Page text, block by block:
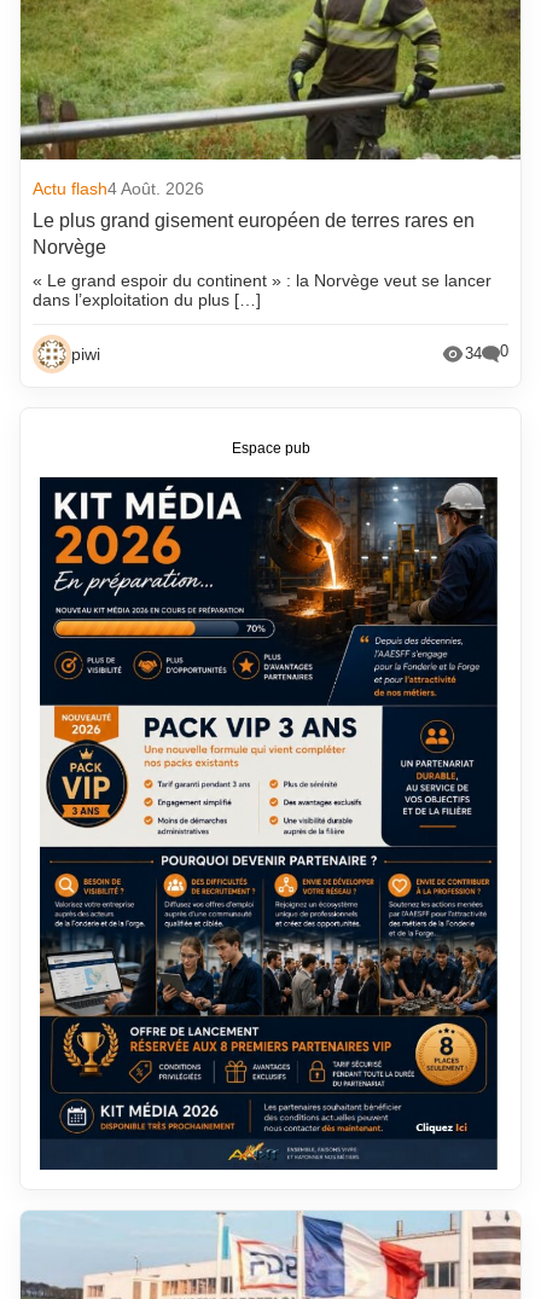
Actu flash4 Août. 2026
Le plus grand gisement européen de terres rares en
Norvège
« Le grand espoir du continent » : la Norvège veut se lancer
dans l’exploitation du plus […]
piwi 34 0
Espace pub